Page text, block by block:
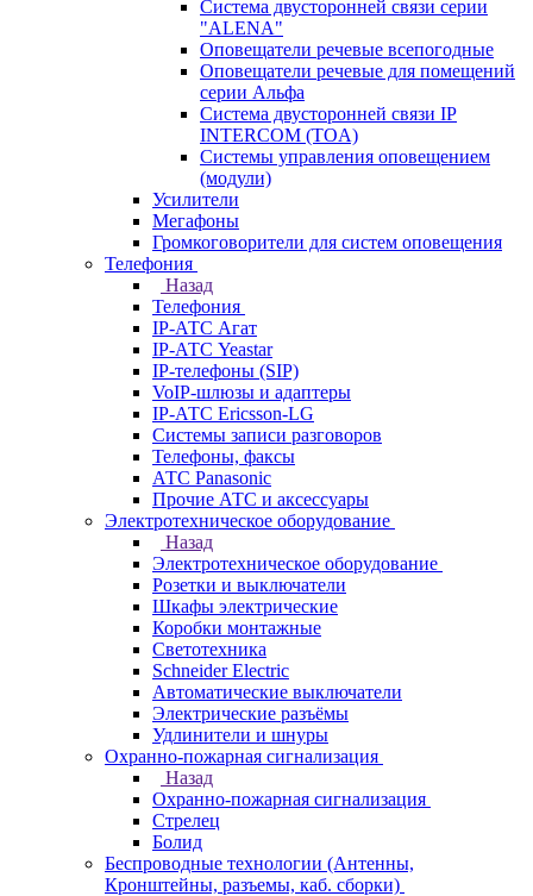
Система двусторонней связи серии
"ALENA"
Оповещатели речевые всепогодные
Оповещатели речевые для помещений
серии Альфа
Система двусторонней связи IP
INTERCOM (TOA)
Системы управления оповещением
(модули)
Усилители
Мегафоны
Громкоговорители для систем оповещения
Телефония
Назад
Телефония
IP-АТС Агат
IP-АТС Yeastar
IP-телефоны (SIP)
VoIP-шлюзы и адаптеры
IP-АТС Ericsson-LG
Системы записи разговоров
Телефоны, факсы
АТС Panasonic
Прочие АТС и аксессуары
Электротехническое оборудование
Назад
Электротехническое оборудование
Розетки и выключатели
Шкафы электрические
Коробки монтажные
Светотехника
Schneider Electric
Автоматические выключатели
Электрические разъёмы
Удлинители и шнуры
Охранно-пожарная сигнализация
Назад
Охранно-пожарная сигнализация
Стрелец
Болид
Беспроводные технологии (Антенны,
Кронштейны, разъемы, каб. сборки)